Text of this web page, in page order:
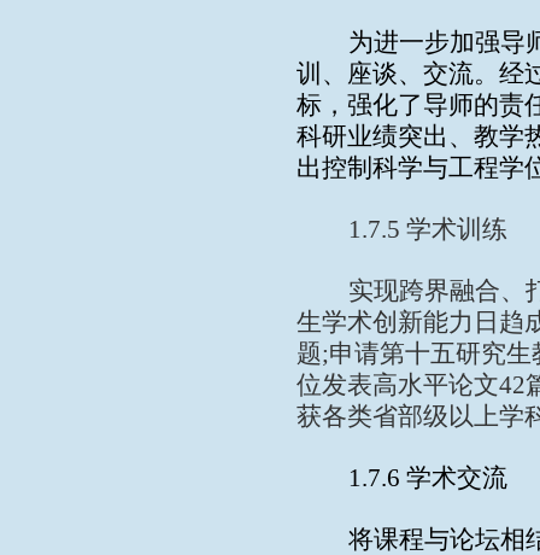
为进一步加强导
训、座谈、交流。经
标，强化了导师的责
科研业绩突出、教学
出控制科学与工程学
1.7.5 学术训练
实现跨界融合、
生学术创新能力日趋
题;申请第十五研究
位发表高水平论文42
获各类省部级以上学
1.7.6 学术交流
将课程与论坛相